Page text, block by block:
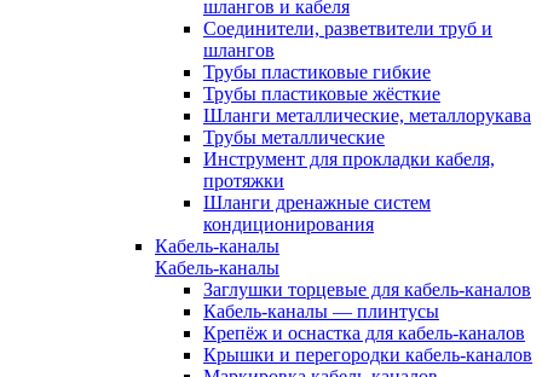
шлангов и кабеля
Соединители, разветвители труб и
шлангов
Трубы пластиковые гибкие
Трубы пластиковые жёсткие
Шланги металлические, металлорукава
Трубы металлические
Инструмент для прокладки кабеля,
протяжки
Шланги дренажные систем
кондиционирования
Кабель-каналы
Кабель-каналы
Заглушки торцевые для кабель-каналов
Кабель-каналы — плинтусы
Крепёж и оснастка для кабель-каналов
Крышки и перегородки кабель-каналов